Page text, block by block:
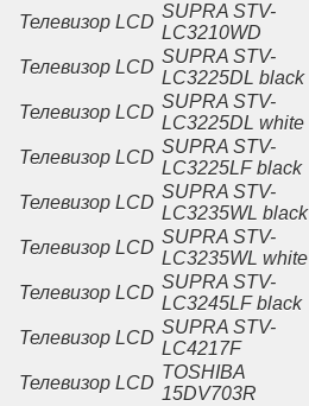
Телевизор LCD
SUPRA STV-
LC3210WD
Телевизор LCD
SUPRA STV-
LC3225DL black
Телевизор LCD
SUPRA STV-
LC3225DL white
Телевизор LCD
SUPRA STV-
LC3225LF black
Телевизор LCD
SUPRA STV-
LC3235WL black
Телевизор LCD
SUPRA STV-
LC3235WL white
Телевизор LCD
SUPRA STV-
LC3245LF black
Телевизор LCD
SUPRA STV-
LC4217F
Телевизор LCD
TOSHIBA
15DV703R